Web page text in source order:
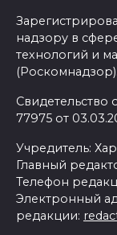
надзору в
технологий и
(Роскомнадзор).
77975 от
Учредитель:
Главный
Телефон
Электронный
редакции: